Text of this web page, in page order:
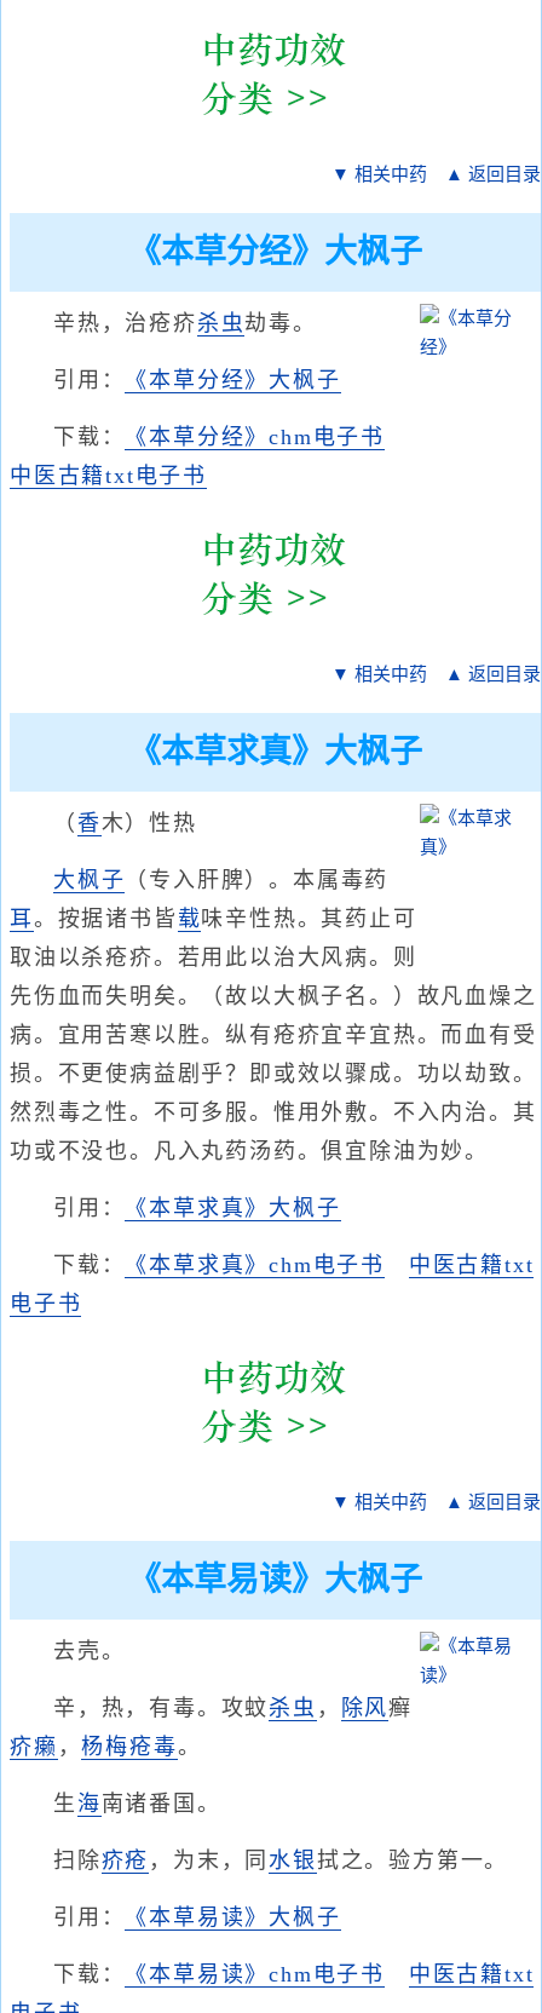
▼ 相关中药 ▲ 返回目录
《本草分经》大枫子
辛热，治疮疥杀虫劫毒。
引用： 《本草分经》大枫子
下载：
《本草分经》chm电子书
中医古籍txt电子书
▼ 相关中药 ▲ 返回目录
《本草求真》大枫子
（ 香木）性热
大枫子 （专入肝脾）。本属毒药
耳。按据诸书皆 载味辛性热。其药止可
取油以杀疮疥。若用此以治大风病。则
先伤血而失明矣。（故以大枫子名。）故凡血燥之
病。宜用苦寒以胜。纵有疮疥宜辛宜热。而血有受
损。不更使病益剧乎？即或效以骤成。功以劫致。
然烈毒之性。不可多服。惟用外敷。不入内治。其
功或不没也。凡入丸药汤药。俱宜除油为妙。
引用： 《本草求真》大枫子
下载： 《本草求真》chm电子书
中医古籍txt
电子书
▼ 相关中药 ▲ 返回目录
《本草易读》大枫子
去壳。
辛，热，有毒。攻蚊杀虫 ， 除风癣
疥癞 ，杨梅疮毒。
生 海南诸番国。
扫除疥疮 ，为末，同 水银拭之。验方第一。
引用： 《本草易读》大枫子
下载： 《本草易读》chm电子书
中医古籍txt